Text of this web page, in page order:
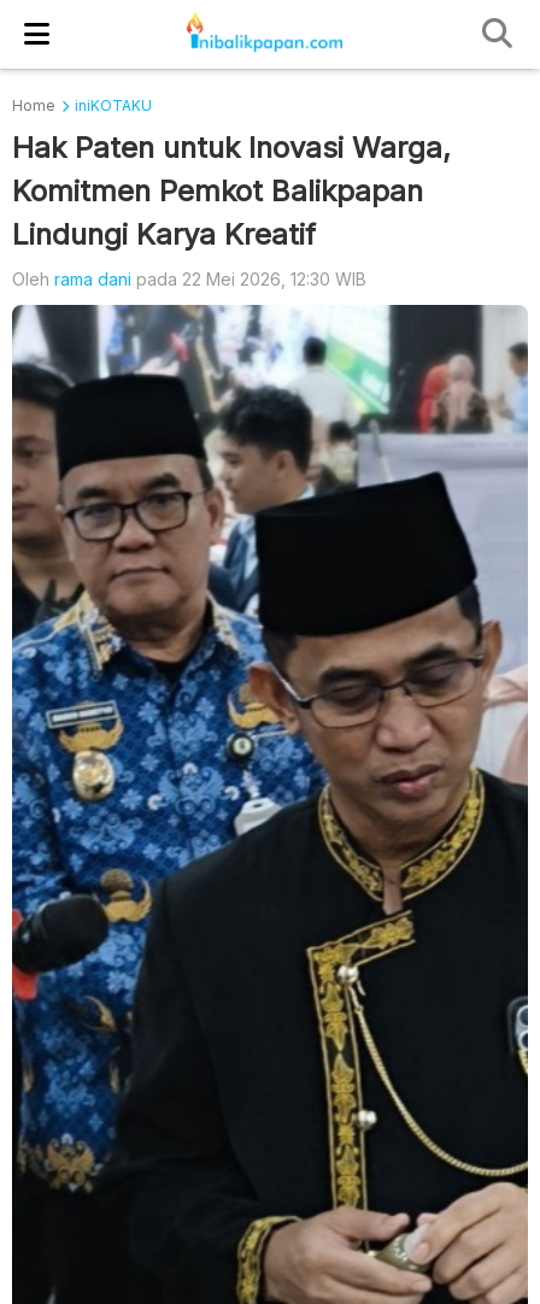
Home iniKOTAKU
Hak Paten untuk Inovasi Warga,
Komitmen Pemkot Balikpapan
Lindungi Karya Kreatif
Oleh rama dani pada 22 Mei 2026, 12:30 WIB